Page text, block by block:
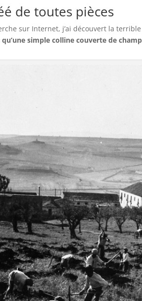
de toutes pièces
sur Internet, j’ai découvert la
simple colline couverte de